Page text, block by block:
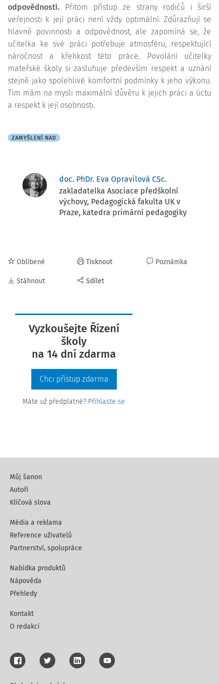
odpovědnosti. Přitom přístup ze strany rodičů i širší
veřejnosti k její práci není vždy optimální. Zdůrazňují se
hlavně povinnosti a odpovědnost, ale zapomíná se, že
učitelka ke své práci potřebuje atmosféru, respektující
náročnost a křehkost této práce. Povolání učitelky
mateřské školy si zasluhuje především respekt a uznání
stejně jako spolehlivé komfortní podmínky k jeho výkonu.
Tím mám na mysli maximální důvěru k jejich práci a úctu
a respekt k její osobnosti.
ZAMYŠLENÍ NAD
doc. PhDr. Eva Opravilová CSc.
zakladatelka Asociace předškolní
výchovy, Pedagogická fakulta UK v
Praze, katedra primární pedagogiky
Oblíbené
Stáhnout
Tisknout
Sdílet
Poznámka
Vyzkoušejte Řízení
školy
na 14 dní zdarma
Chci přístup zdarma
Máte už předplatné? Přihlaste se
Můj šanon
Autoři
Klíčová slova
Média a reklama
Reference uživatelů
Partnerství, spolupráce
Nabídka produktů
Nápověda
Přehledy
Kontakt
O redakci